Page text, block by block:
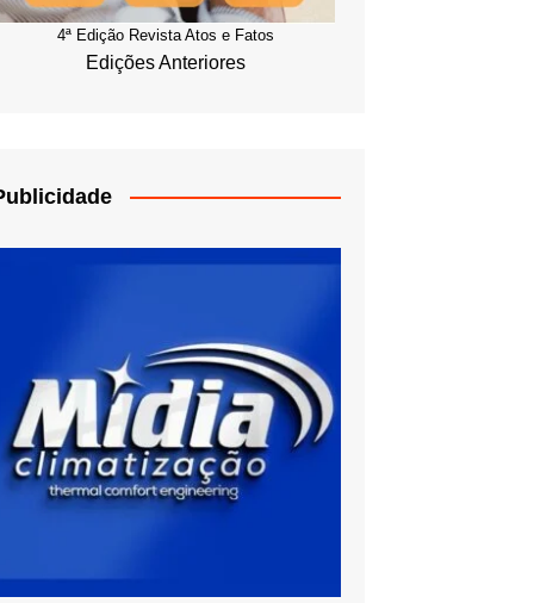
4ª Edição Revista Atos e Fatos
Edições Anteriores